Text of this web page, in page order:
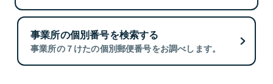
事業所の個別番号を検索する
事業所の７けたの個別郵便番号をお調べします。